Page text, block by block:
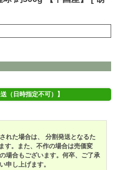
（日時指定不可）】
れた場合は、 分割発送となるた
す。また、不作の場合は売価変
場合もございます。何卒、ご了承
申し上げます。